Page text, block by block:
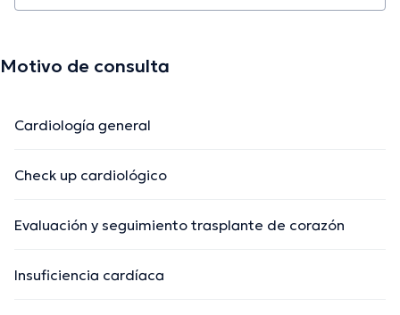
Motivo de consulta
Cardiología general
Check up cardiológico
Evaluación y seguimiento trasplante de corazón
Insuficiencia cardíaca